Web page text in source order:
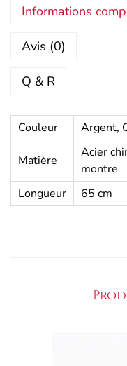
Informations
Avis (0)
Q & R
Couleur Argent,
Matière
Acier
montre
Longueur
65 cm